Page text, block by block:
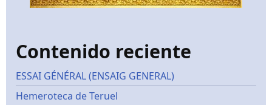
Contenido reciente
ESSAI GÉNÉRAL (ENSAIG GENERAL)
Hemeroteca de Teruel